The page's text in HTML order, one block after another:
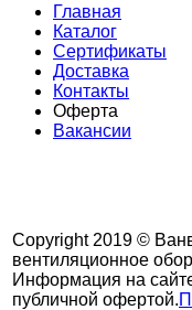
Главная
Каталог
Сертификаты
Доставка
Контакты
Оферта
Вакансии
Copyright 2019 ©
вентиляционное
Информация на
публичной офертой.